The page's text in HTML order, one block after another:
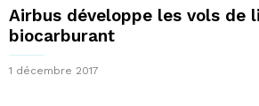
Airbus développe les vols de
biocarburant
1 décembre 2017